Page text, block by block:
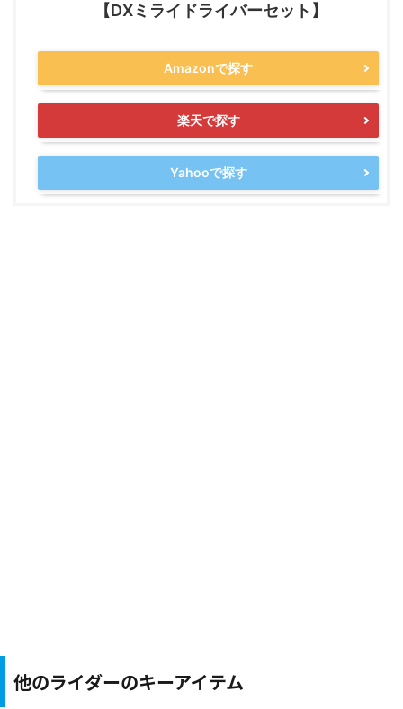
【DXミライドライバーセット】
Amazonで探す
楽天で探す
Yahooで探す
他のライダーのキーアイテム